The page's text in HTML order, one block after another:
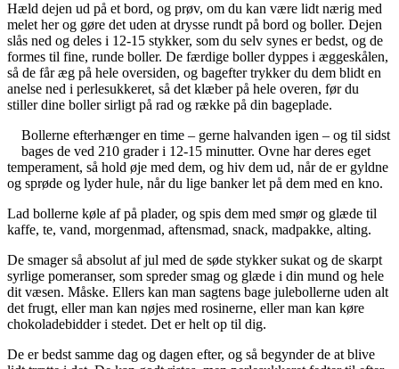
Hæld dejen ud på et bord, og prøv, om du kan være lidt nærig med
melet her og gøre det uden at drysse rundt på bord og boller. Dejen
slås ned og deles i 12-15 stykker, som du selv synes er bedst, og de
formes til fine, runde boller. De færdige boller dyppes i æggeskålen,
så de får æg på hele oversiden, og bagefter trykker du dem blidt en
anelse ned i perlesukkeret, så det klæber på hele overen, før du
stiller dine boller sirligt på rad og række på din bageplade.
Bollerne efterhænger en time – gerne halvanden igen – og til sidst
bages de ved 210 grader i 12-15 minutter. Ovne har deres eget
temperament, så hold øje med dem, og hiv dem ud, når de er gyldne
og sprøde og lyder hule, når du lige banker let på dem med en kno.
Lad bollerne køle af på plader, og spis dem med smør og glæde til
kaffe, te, vand, morgenmad, aftensmad, snack, madpakke, alting.
De smager så absolut af jul med de søde stykker sukat og de skarpt
syrlige pomeranser, som spreder smag og glæde i din mund og hele
dit væsen. Måske. Ellers kan man sagtens bage julebollerne uden alt
det frugt, eller man kan nøjes med rosinerne, eller man kan køre
chokoladebidder i stedet. Det er helt op til dig.
De er bedst samme dag og dagen efter, og så begynder de at blive